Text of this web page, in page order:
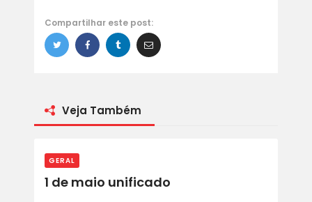
Compartilhar este post:
Veja Também
GERAL
1 de maio unificado